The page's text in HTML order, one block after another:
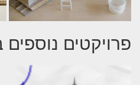
פרויקטים נוספים